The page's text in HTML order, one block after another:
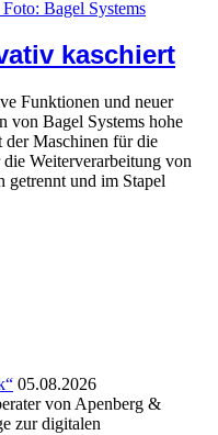
kaschiert
Funktionen und neuer
von Bagel Systems hohe
Maschinen für die
Weiterverarbeitung von
getrennt und im Stapel
05.08.2026
von Apenberg &
zur digitalen